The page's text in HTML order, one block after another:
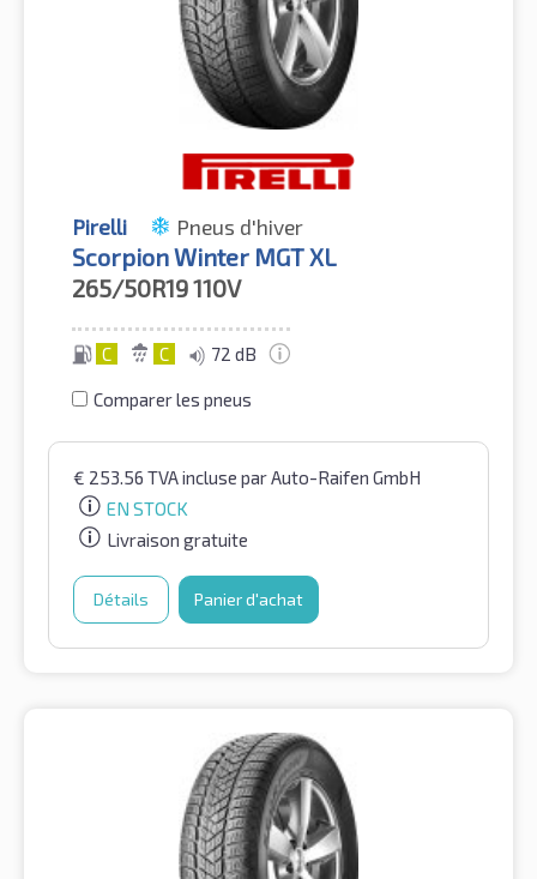
Pirelli Pneus d'hiver
Scorpion Winter MGT XL
265/50R19110V
C C 72 dB
Comparer les pneus
€ 253.56 TVA incluse par Auto-Raifen GmbH
EN STOCK
Livraison gratuite
Détails Panier d'achat